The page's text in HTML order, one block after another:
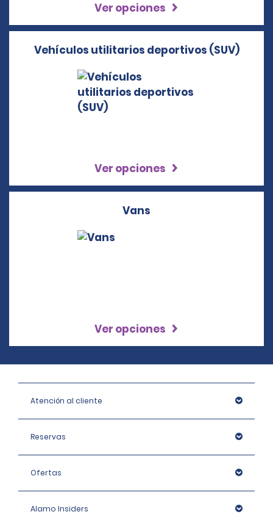
Ver opciones
Vehículos utilitarios deportivos (SUV)
Ver opciones
Vans
Ver opciones
Atención al cliente
Reservas
Ofertas
Alamo Insiders